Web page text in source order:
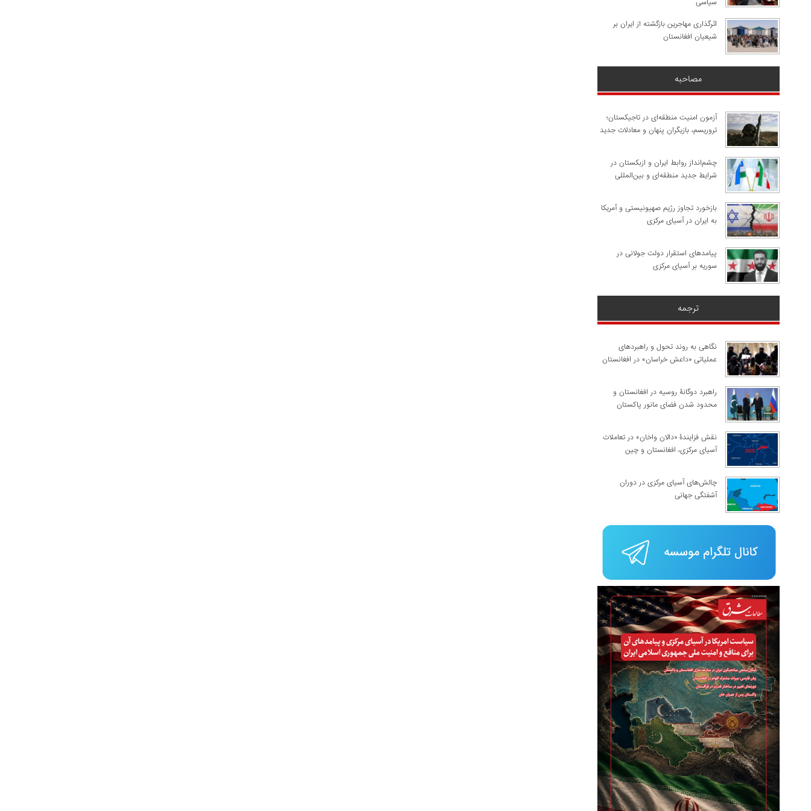
سیاسی
اثرگذاری مهاجرین بازگشته از ایران بر
شیعیان افغانستان
مصاحبه
آزمون امنیت منطقه‌ای در تاجیکستان؛
تروریسم، بازیگران پنهان و معادلات جدید
چشم‌انداز روابط ایران و ازبکستان در
شرایط جدید منطقه‌ای و بین‌المللی
​بازخورد تجاوز رژیم صهیونیستی و آمریکا
به ایران در آسیای مرکزی
پیامدهای استقرار دولت جولانی در
سوریه بر آسیای مرکزی
ترجمه
نگاهی به روند تحول و راهبردهای
عملیاتی «داعش خراسان» در افغانستان
راهبرد دوگانۀ روسیه در افغانستان و
محدود شدن فضای مانور پاکستان
نقش فزایندۀ «دالان واخان» در تعاملات
آسیای مرکزی، افغانستان و چین
چالش‌های آسیای مرکزی در دوران
آشفتگی جهانی